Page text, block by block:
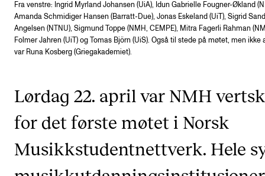
FORSKNING
CERM
Prosjekter
Publikasjoner
Fra venstre: Ingrid Myrland Johansen (UiA), Idun Gabrielle Fougner-Økland
Amanda Schmidiger Hansen (Barratt-Due), Jonas Eskeland (UiT), Sigrid Sand
Angelsen (NTNU), Sigmund Toppe (NMH, CEMPE), Mitra Fagerli Rahman
Folmer Jahren (UiT) og Tomas Björn (UiS). Også til stede på møtet, men ikke
var Runa Kosberg (Griegakademiet).
Lørdag 22. april var NMH
for det første møtet i Norsk
Musikkstudentnettverk. Hele